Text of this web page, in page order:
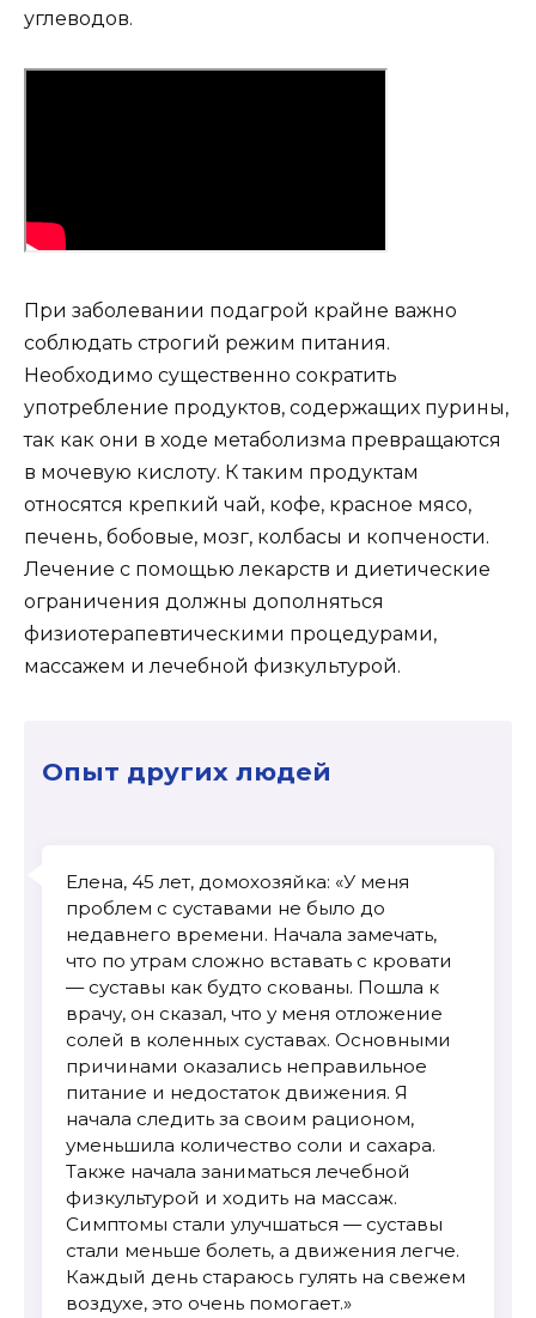
углеводов.
При заболевании подагрой крайне важно
соблюдать строгий режим питания.
Необходимо существенно сократить
употребление продуктов, содержащих пурины,
так как они в ходе метаболизма превращаются
в мочевую кислоту. К таким продуктам
относятся крепкий чай, кофе, красное мясо,
печень, бобовые, мозг, колбасы и копчености.
Лечение с помощью лекарств и диетические
ограничения должны дополняться
физиотерапевтическими процедурами,
массажем и лечебной физкультурой.
Опыт других людей
Елена, 45 лет, домохозяйка: «У меня
проблем с суставами не было до
недавнего времени. Начала замечать,
что по утрам сложно вставать с кровати
— суставы как будто скованы. Пошла к
врачу, он сказал, что у меня отложение
солей в коленных суставах. Основными
причинами оказались неправильное
питание и недостаток движения. Я
начала следить за своим рационом,
уменьшила количество соли и сахара.
Также начала заниматься лечебной
физкультурой и ходить на массаж.
Симптомы стали улучшаться — суставы
стали меньше болеть, а движения легче.
Каждый день стараюсь гулять на свежем
воздухе, это очень помогает.»